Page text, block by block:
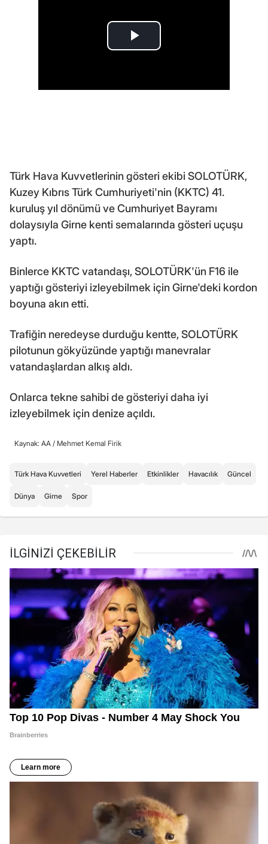
Türk Hava Kuvvetlerinin gösteri ekibi SOLOTÜRK,
Kuzey Kıbrıs Türk Cumhuriyeti'nin (KKTC) 41.
kuruluş yıl dönümü ve Cumhuriyet Bayramı
dolaysıyla Girne kenti semalarında gösteri uçuşu
yaptı.
Binlerce KKTC vatandaşı, SOLOTÜRK'ün F16 ile
yaptığı gösteriyi izleyebilmek için Girne'deki kordon
boyuna akın etti.
Trafiğin neredeyse durduğu kentte, SOLOTÜRK
pilotunun gökyüzünde yaptığı manevralar
vatandaşlardan alkış aldı.
Onlarca tekne sahibi de gösteriyi daha iyi
izleyebilmek için denize açıldı.
Kaynak: AA / Mehmet Kemal Firik
Türk Hava Kuvvetleri Yerel Haberler Etkinlikler Havacılık Güncel
Dünya Girne Spor